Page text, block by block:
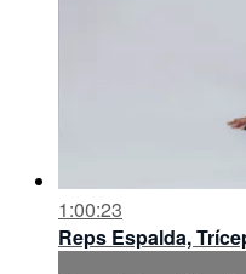
1:00:23
Reps Espalda,